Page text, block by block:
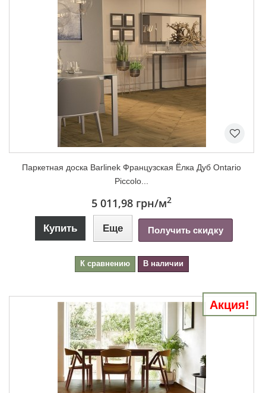
Паркетная доска Barlinek Французская Ёлка Дуб Ontario
Piccolo...
5 011,98 грн/м2
Купить Еще Получить скидку
К сравнению В наличии
Акция!